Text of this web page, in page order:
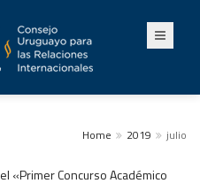
Home 2019 julio